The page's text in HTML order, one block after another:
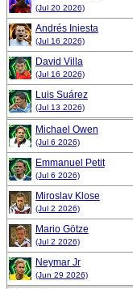
(Jul 20 2026)
Andrés Iniesta
(Jul 16 2026)
David Villa
(Jul 16 2026)
Luis Suárez
(Jul 13 2026)
Michael Owen
(Jul 6 2026)
Emmanuel Petit
(Jul 6 2026)
Miroslav Klose
(Jul 2 2026)
Mario Götze
(Jul 2 2026)
Neymar Jr
(Jun 29 2026)